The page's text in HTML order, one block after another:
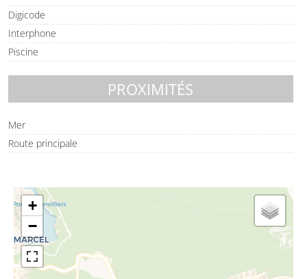
Digicode
Interphone
Piscine
PROXIMITÉS
Mer
Route principale
+
−